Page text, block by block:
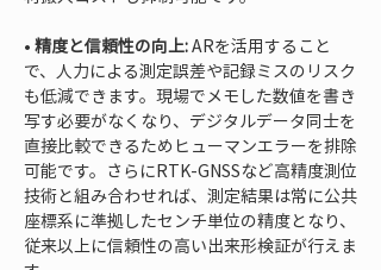
• 精度と信頼性の向上: ARを活用すること
で、人力による測定誤差や記録ミスのリスク
も低減できます。現場でメモした数値を書き
写す必要がなくなり、デジタルデータ同士を
直接比較できるためヒューマンエラーを排除
可能です。さらにRTK-GNSSなど高精度測位
技術と組み合わせれば、測定結果は常に公共
座標系に準拠したセンチ単位の精度となり、
従来以上に信頼性の高い出来形検証が行えま